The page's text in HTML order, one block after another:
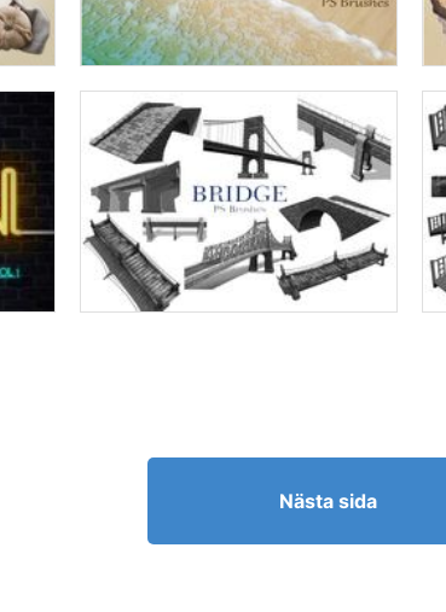
Nästa sida